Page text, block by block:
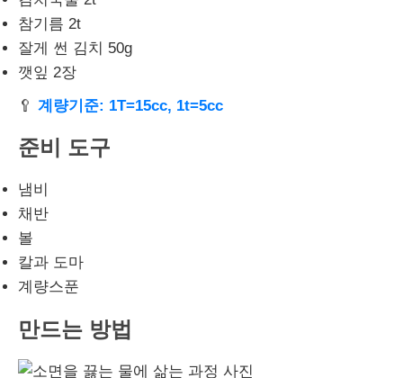
참기름 2t
잘게 썬 김치 50g
깻잎 2장
🥄 계량기준: 1T=15cc, 1t=5cc
준비 도구
냄비
채반
볼
칼과 도마
계량스푼
만드는 방법